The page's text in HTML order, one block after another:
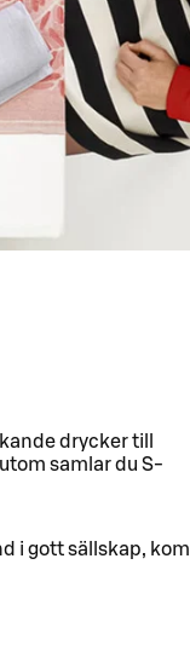
drycker till
samlar du S-
i gott sällskap, kom